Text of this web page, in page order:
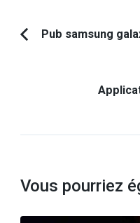
Navigation
Article
Pub samsung
Vous pourriez